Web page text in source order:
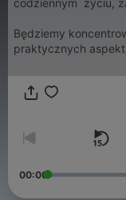
codziennym życiu,
Będziemy
praktycznych
ciekawostek oraz
00:00